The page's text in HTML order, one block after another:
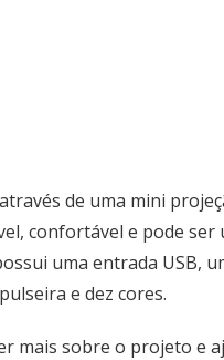
de uma mini
confortável e pode ser
uma entrada USB,
e dez cores.
mais sobre o projeto e